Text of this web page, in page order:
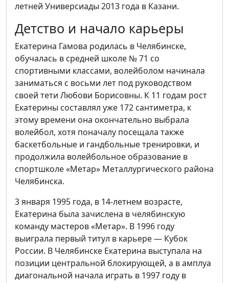
летней Универсиады 2013 года в Казани.
Детство и начало карьеры
Екатерина Гамова родилась в Челябинске,
обучалась в средней школе № 71 со
спортивными классами, волейболом начинала
заниматься с восьми лет под руководством
своей тети Любови Борисовны. К 11 годам рост
Екатерины составлял уже 172 сантиметра, к
этому времени она окончательно выбрала
волейбол, хотя поначалу посещала также
баскетбольные и гандбольные тренировки, и
продолжила волейбольное образование в
спортшколе «Метар» Металлургического района
Челябинска.
3 января 1995 года, в 14-летнем возрасте,
Екатерина была зачислена в челябинскую
команду мастеров «Метар». В 1996 году
выиграла первый титул в карьере — Кубок
России. В Челябинске Екатерина выступала на
позиции центральной блокирующей, а в амплуа
диагональной начала играть в 1997 году в